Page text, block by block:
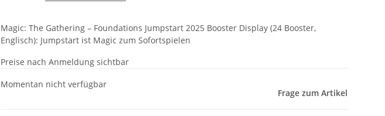
Magic: The Gathering – Foundations Jumpstart 2025 Booster Display (24 Booster,
Englisch): Jumpstart ist Magic zum Sofortspielen
Preise nach Anmeldung sichtbar
Momentan nicht verfügbar
Frage zum Artikel